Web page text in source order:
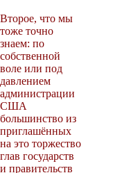
Второе, что мы
тоже точно
знаем: по
собственной
воле или под
давлением
администрации
США
большинство из
приглашённых
на это торжество
глав государств
и правительств